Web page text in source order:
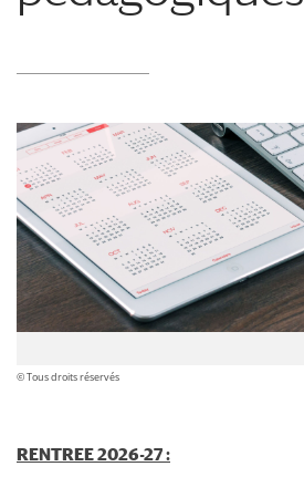
© Tous droits réservés
RENTREE 2026-27 :